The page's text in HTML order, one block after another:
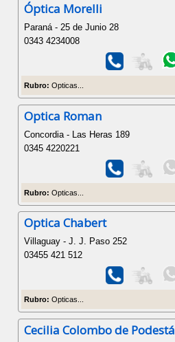
Óptica Morelli
Paraná - 25 de Junio 28
0343 4234008
Rubro: Opticas...
Optica Roman
Concordia - Las Heras 189
0345 4220221
Rubro: Opticas...
Optica Chabert
Villaguay - J. J. Paso 252
03455 421 512
Rubro: Opticas...
Cecilia Colombo de Podestá